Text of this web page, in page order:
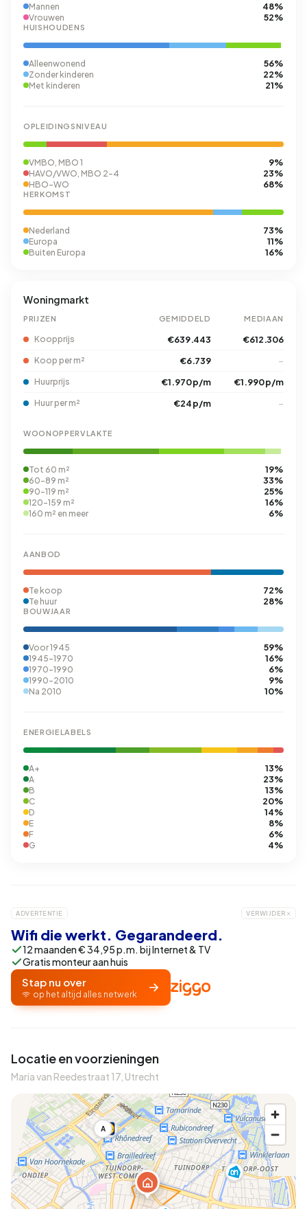
Mannen 48%
Vrouwen 52%
HUISHOUDENS
Alleenwonend 56%
Zonder kinderen 22%
Met kinderen 21%
OPLEIDINGSNIVEAU
VMBO, MBO 1 9%
HAVO/VWO, MBO 2-4 23%
HBO-WO 68%
HERKOMST
Nederland 73%
Europa 11%
Buiten Europa 16%
Woningmarkt
PRIJZEN GEMIDDELD MEDIAAN
Koopprijs €639.443 €612.306
Koop per m² €6.739 –
Huurprijs €1.970 p/m €1.990 p/m
Huur per m² €24 p/m –
WOONOPPERVLAKTE
Tot 60 m² 19%
60-89 m² 33%
90-119 m² 25%
120-159 m² 16%
160 m² en meer 6%
AANBOD
Te koop 72%
Te huur 28%
BOUWJAAR
Voor 1945 59%
1945-1970 16%
1970-1990 6%
1990-2010 9%
Na 2010 10%
ENERGIELABELS
A+ 13%
A 23%
B 13%
C 20%
D 14%
E 8%
F 6%
G 4%
ADVERTENTIE VERWIJDER
Wifi die werkt. Gegarandeerd.
12 maanden € 34,95 p.m. bij Internet & TV
Gratis monteur aan huis
Stap nu over
op het altijd alles netwerk
Locatie en voorzieningen
Maria van Reedestraat 17, Utrecht
A